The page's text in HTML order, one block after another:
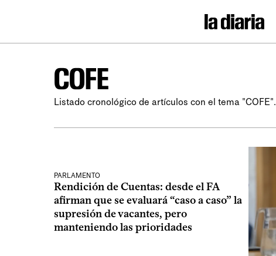
COFE
Listado cronológico de artículos con el tema "COFE".
PARLAMENTO
Rendición de Cuentas: desde el FA
afirman que se evaluará “caso a caso” la
supresión de vacantes, pero
manteniendo las prioridades